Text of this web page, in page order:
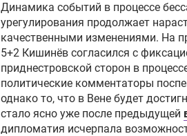
Динамика событий в процессе
урегулирования продолжает
качественными изменениями. На
5+2 Кишинёв согласился с
приднестровской сторон в
политические комментаторы
однако то, что в Вене будет
стало ясно уже после предыдущей
дипломатия исчерпала